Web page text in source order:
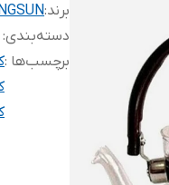
برند:
دسته‌بندی:
برچسب‌ها :